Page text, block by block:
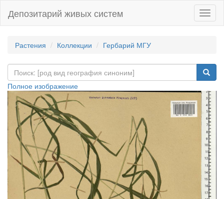
Депозитарий живых систем
Растения Коллекции Гербарий МГУ
Полное изображение